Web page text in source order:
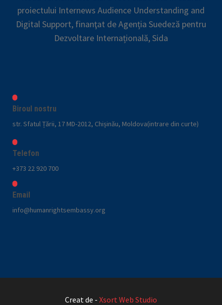
proiectului Internews Audience Understanding and
Digital Support, finanţat de Agenția Suedeză pentru
Dezvoltare Internațională, Sida
Biroul nostru
str. Sfatul Țării, 17 MD-2012, Chișinău, Moldova(intrare din curte)
Telefon
+373 22 920 700
Email
info@humanrightsembassy.org
Creat de - Xsort Web Studio